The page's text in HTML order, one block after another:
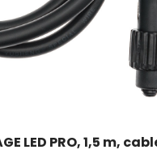
LED PRO, 1,5 m,